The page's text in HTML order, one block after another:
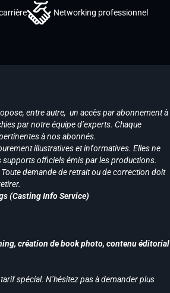
Networking professionnel
entre autre, un accès par abonnement à
par notre équipe d’experts. Chaque
à nos abonnés.
illustratives et informatives. Elles ne
officiels émis par les productions.
demande de retrait ou de correction doit
(Casting Info Service)
création de book photo, contenu éditorial
spécial. N’hésitez pas à demander plus